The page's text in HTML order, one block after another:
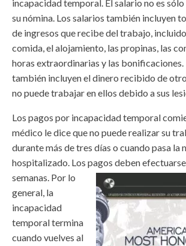
incapacidad temporal. El salario no es
su nómina. Los salarios también incluyen
de ingresos que recibe del trabajo,
comida, el alojamiento, las propinas, las
horas extraordinarias y las bonificaciones.
también incluyen el dinero recibido de
no puede trabajar en ellos debido a sus
Los pagos por incapacidad temporal
médico le dice que no puede realizar su
durante más de tres días o cuando pasa la
hospitalizado. Los pagos deben
semanas. Por lo
general, la
incapacidad
temporal termina
cuando vuelves al